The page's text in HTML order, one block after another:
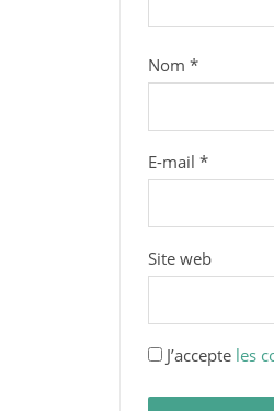
Nom *
E-mail *
Site web
J’accepte les